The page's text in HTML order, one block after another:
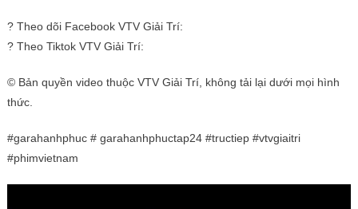
? Theo dõi Facebook VTV Giải Trí:
? Theo Tiktok VTV Giải Trí:
© Bản quyền video thuộc VTV Giải Trí, không tải lại dưới mọi hình
thức.
#garahanhphuc # garahanhphuctap24 #tructiep #vtvgiaitri
#phimvietnam